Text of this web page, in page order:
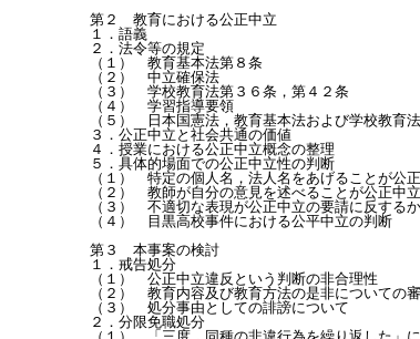
第２　教育における公正中立
１．語義
２．法令等の規定
（１）　教育基本法第８条
（２）　中立確保法
（３）　学校教育法第３６条，第４２条
（４）　学習指導要領
（５）　日本国憲法，教育基本法および学校教育
３．公正中立と社会共通の価値
４．授業における公正中立概念の整理
５．具体的場面での公正中立性の判断
（１）　特定の個人名，法人名をあげることが公
（２）　教師が自分の意見を述べることが公正中
（３）　不適切な表現が公正中立の要請に反するか
（４）　目黒高校事件における公平中立の判断
第３　本事案の検討
１．戒告処分
（１）　公正中立違反という判断の非合理性
（２）　教育内容及び教育方法の是非についての
（３）　処分事由としての誹謗について
２．分限免職処分